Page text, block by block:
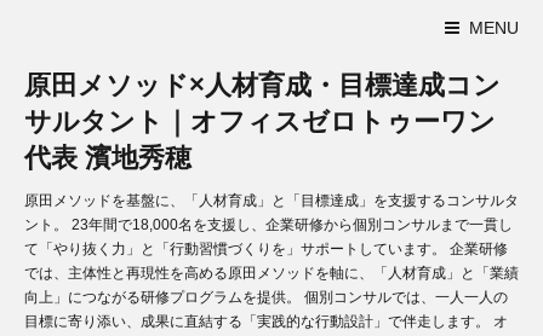
MENU
原田メソッド×人材育成・目標達成コン
サルタント｜オフィスゼロトゥーワン
代表 濱地秀穂
原田メソッドを基盤に、「人材育成」と「目標達成」を支援するコンサルタ
ント。 23年間で18,000名を支援し、企業研修から個別コンサルまで一貫し
て「やり抜く力」と「行動習慣づくりを」サポートしています。 企業研修
では、主体性と再現性を高める原田メソッドを軸に、「人材育成」と「業績
向上」につながる研修プログラムを提供。 個別コンサルでは、一人一人の
目標に寄り添い、成果に直結する「実践的な行動設計」で伴走します。 オ